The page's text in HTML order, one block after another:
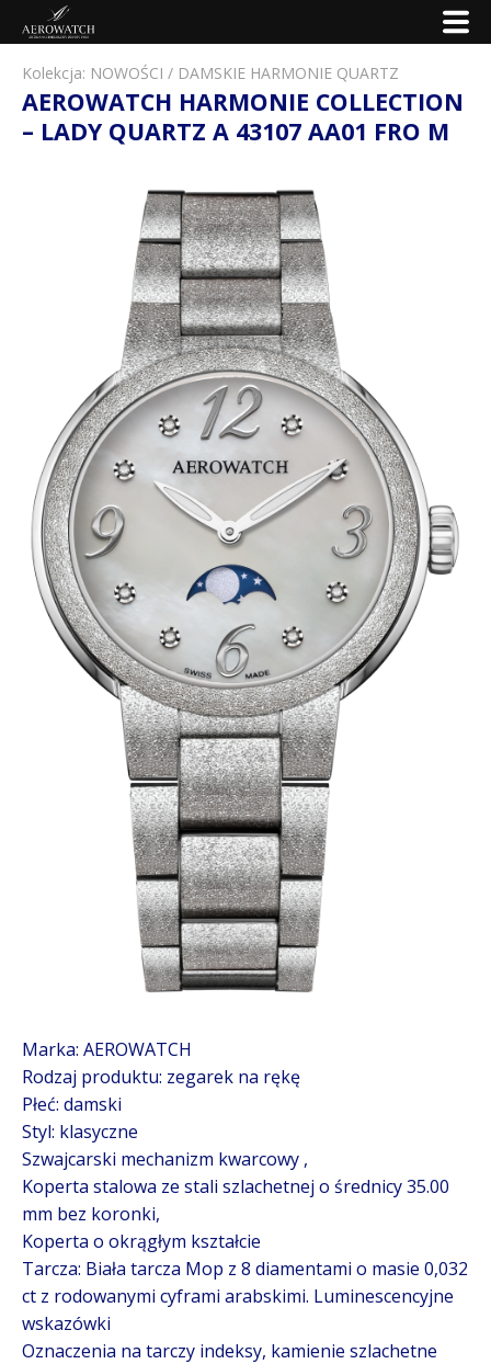
Kolekcja: NOWOŚCI / DAMSKIE HARMONIE QUARTZ
AEROWATCH HARMONIE COLLECTION
– LADY QUARTZ A 43107 AA01 FRO M
Marka: AEROWATCH
Rodzaj produktu: zegarek na rękę
Płeć: damski
Styl: klasyczne
Szwajcarski mechanizm kwarcowy ,
Koperta stalowa ze stali szlachetnej o średnicy 35.00
mm bez koronki,
Koperta o okrągłym kształcie
Tarcza: Biała tarcza Mop z 8 diamentami o masie 0,032
ct z rodowanymi cyframi arabskimi. Luminescencyjne
wskazówki
Oznaczenia na tarczy indeksy, kamienie szlachetne